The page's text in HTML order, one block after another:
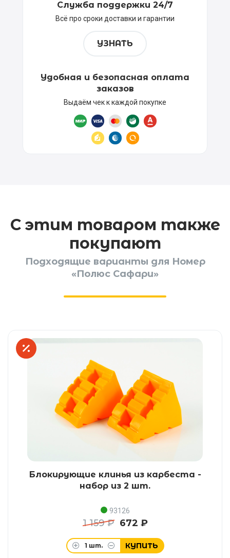
Служба поддержки 24/7
Всё про сроки доставки и гарантии
УЗНАТЬ
Удобная и безопасная оплата
заказов
Выдаём чек к каждой покупке
С этим товаром также
покупают
Подходящие варианты для Номер
«Полюс Сафари»
Блокирующие клинья из карбеста -
набор из 2 шт.
93126
1 159 ₽ 672 ₽
1 шт. КУПИТЬ